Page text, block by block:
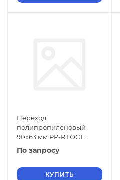
Переход
полипропиленовый
90х63 мм PP-R ГОСТ
32415-2013
По запросу
КУПИТЬ